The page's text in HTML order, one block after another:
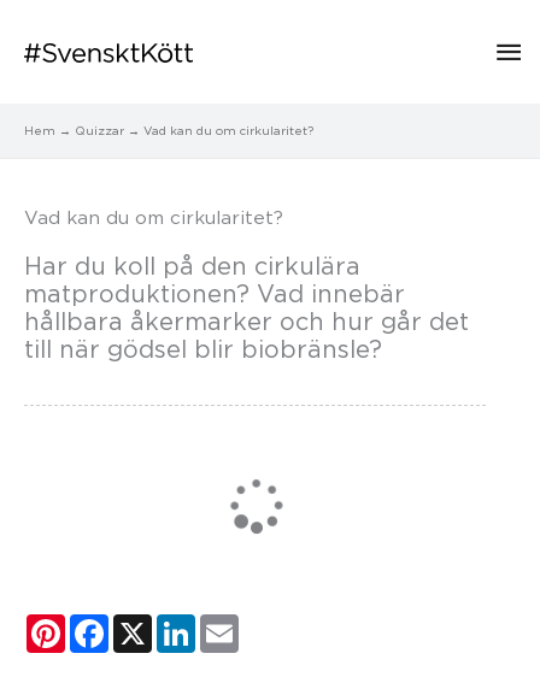
Hem Quizzar Vad kan du om cirkularitet?
Vad kan du om cirkularitet?
Har du koll på den cirkulära
matproduktionen? Vad innebär
hållbara åkermarker och hur går det
till när gödsel blir biobränsle?
PinterestFacebook
X LinkedIn